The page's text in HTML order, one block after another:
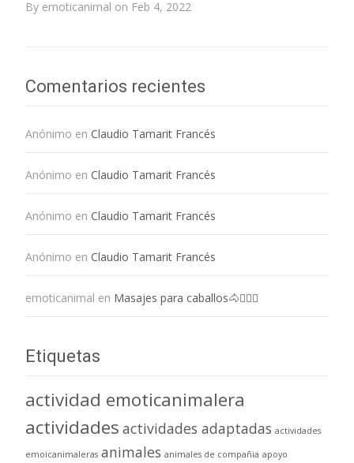
By emoticanimal on Feb 4, 2022
Comentarios recientes
Anónimo en Claudio Tamarit Francés
Anónimo en Claudio Tamarit Francés
Anónimo en Claudio Tamarit Francés
Anónimo en Claudio Tamarit Francés
emoticanimal en Masajes para caballos🐴💆🏻‍♀️
Etiquetas
actividad emoticanimalera
actividades actividades adaptadas actividades
emoicanimaleras animales animales de compañia apoyo